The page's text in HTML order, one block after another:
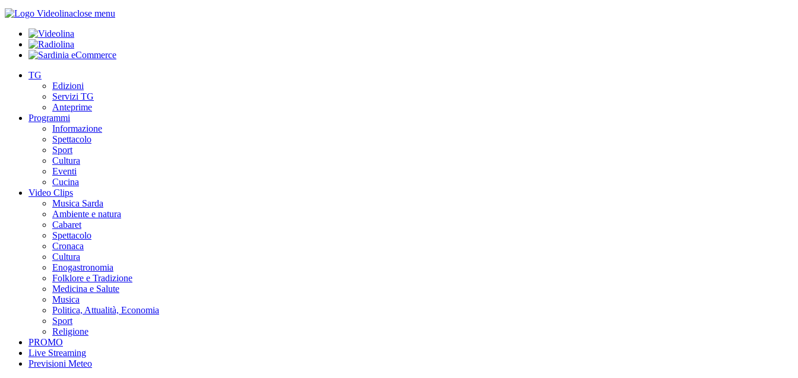
close menu
TG
Edizioni
Servizi TG
Anteprime
Programmi
Informazione
Spettacolo
Sport
Cultura
Eventi
Cucina
Video Clips
Musica Sarda
Ambiente e natura
Cabaret
Spettacolo
Cronaca
Cultura
Enogastronomia
Folklore e Tradizione
Medicina e Salute
Musica
Politica, Attualità, Economia
Sport
Religione
PROMO
Live Streaming
Previsioni Meteo